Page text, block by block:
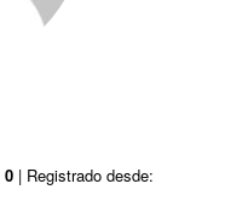
0 | Registrado desde: